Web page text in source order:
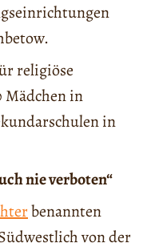
religiöse
Mädchen in
in
nie verboten“
benannten
von der